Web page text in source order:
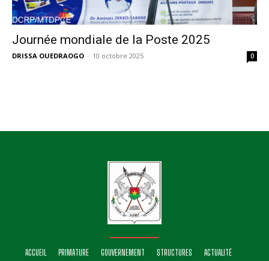
Journée mondiale de la Poste 2025
DRISSA OUEDRAOGO - 10 octobre 2025 0
ACCUEIL PRIMATURE GOUVERNEMENT STRUCTURES
ACTUALITÉ